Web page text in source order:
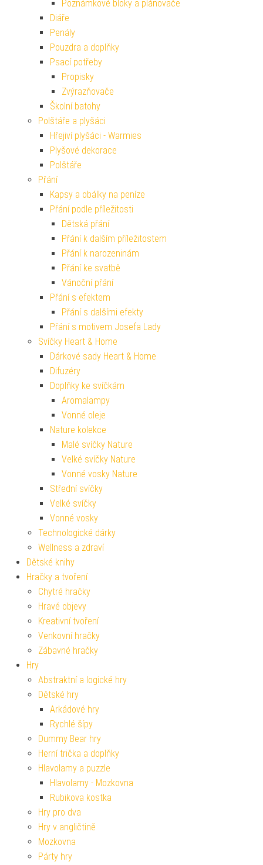
Poznámkové bloky a plánovače
Diáře
Penály
Pouzdra a doplňky
Psací potřeby
Propisky
Zvýrazňovače
Školní batohy
Polštáře a plyšáci
Hřejiví plyšáci - Warmies
Plyšové dekorace
Polštáře
Přání
Kapsy a obálky na peníze
Přání podle příležitosti
Dětská přání
Přání k dalším příležitostem
Přání k narozeninám
Přání ke svatbě
Vánoční přání
Přání s efektem
Přání s dalšími efekty
Přání s motivem Josefa Lady
Svíčky Heart & Home
Dárkové sady Heart & Home
Difuzéry
Doplňky ke svíčkám
Aromalampy
Vonné oleje
Nature kolekce
Malé svíčky Nature
Velké svíčky Nature
Vonné vosky Nature
Střední svíčky
Velké svíčky
Vonné vosky
Technologické dárky
Wellness a zdraví
Dětské knihy
Hračky a tvoření
Chytré hračky
Hravé objevy
Kreativní tvoření
Venkovní hračky
Zábavné hračky
Hry
Abstraktní a logické hry
Dětské hry
Arkádové hry
Rychlé šípy
Dummy Bear hry
Herní trička a doplňky
Hlavolamy a puzzle
Hlavolamy - Mozkovna
Rubikova kostka
Hry pro dva
Hry v angličtině
Mozkovna
Párty hry